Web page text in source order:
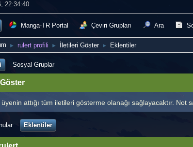
22:34:40
Manga-TR Portal Çeviri Grupları Ara
► rulert profili ► İletileri Göster ► Eklentiler
Sosyal Gruplar
Göster
attığı tüm iletileri gösterme olanağı sağlayacaktır.
Eklentiler